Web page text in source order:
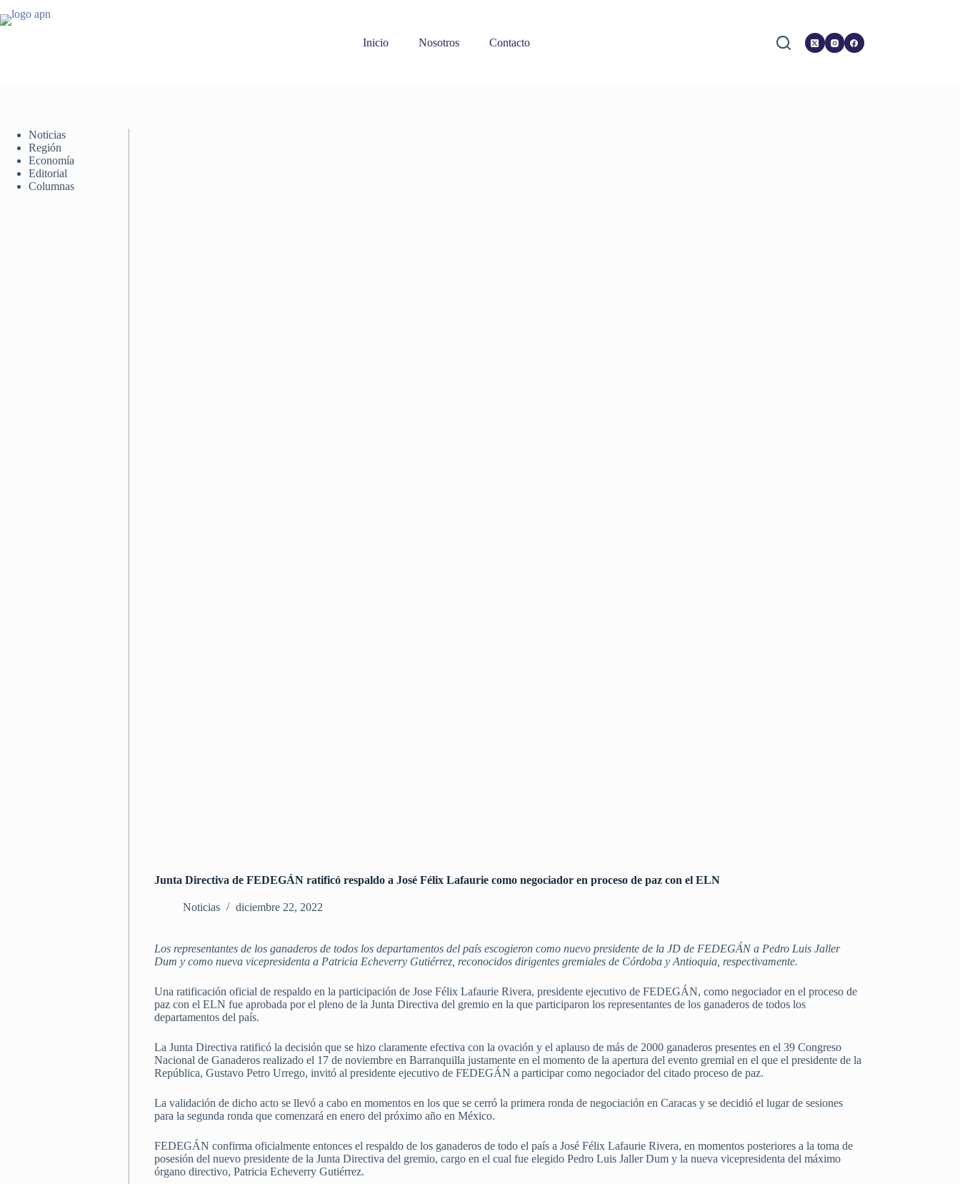
al
Inicio
Nosotros Contacto
Junta Directiva de FEDEGÁN ratificó respaldo a José Félix Lafaurie como negociador en proceso de paz con el ELN
Noticias diciembre 22, 2022
Los representantes de los ganaderos de todos los departamentos del país escogieron como nuevo presidente de la JD de FEDEGÁN a Pedro Luis Jaller
Dum y como nueva vicepresidenta a Patricia Echeverry Gutiérrez, reconocidos dirigentes gremiales de Córdoba y Antioquia, respectivamente.
Una ratificación oficial de respaldo en la participación de Jose Félix Lafaurie Rivera, presidente ejecutivo de FEDEGÁN, como negociador en el proceso de
paz con el ELN fue aprobada por el pleno de la Junta Directiva del gremio en la que participaron los representantes de los ganaderos de todos los
departamentos del país.
La Junta Directiva ratificó la decisión que se hizo claramente efectiva con la ovación y el aplauso de más de 2000 ganaderos presentes en el 39 Congreso
Nacional de Ganaderos realizado el 17 de noviembre en Barranquilla justamente en el momento de la apertura del evento gremial en el que el presidente de la
República, Gustavo Petro Urrego, invitó al presidente ejecutivo de FEDEGÁN a participar como negociador del citado proceso de paz.
La validación de dicho acto se llevó a cabo en momentos en los que se cerró la primera ronda de negociación en Caracas y se decidió el lugar de sesiones
para la segunda ronda que comenzará en enero del próximo año en México.
FEDEGÁN confirma oficialmente entonces el respaldo de los ganaderos de todo el país a José Félix Lafaurie Rivera, en momentos posteriores a la toma de
posesión del nuevo presidente de la Junta Directiva del gremio, cargo en el cual fue elegido Pedro Luis Jaller Dum y la nueva vicepresidenta del máximo
órgano directivo, Patricia Echeverry Gutiérrez.
Noticias
Región
Economía
Editorial
Columnas